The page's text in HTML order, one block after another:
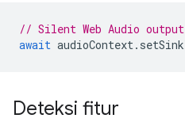
// Silent Web Audio
await audioContext.
Deteksi fitur